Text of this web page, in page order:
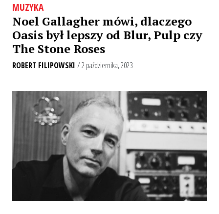
MUZYKA
Noel Gallagher mówi, dlaczego
Oasis był lepszy od Blur, Pulp czy
The Stone Roses
ROBERT FILIPOWSKI / 2 października, 2023